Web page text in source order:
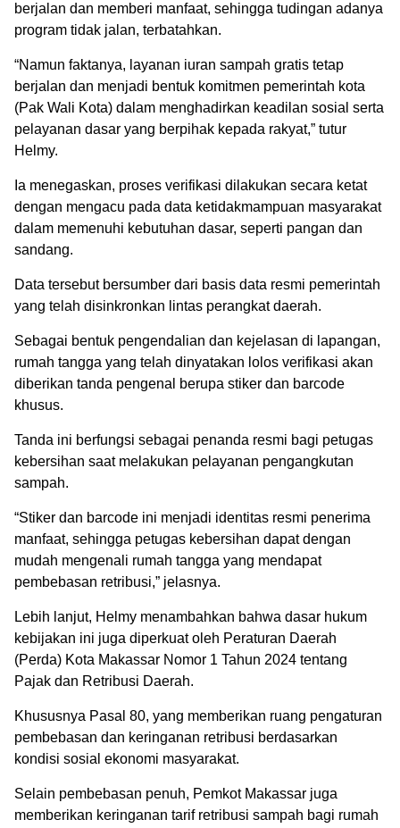
berjalan dan memberi manfaat, sehingga tudingan adanya
program tidak jalan, terbatahkan.
“Namun faktanya, layanan iuran sampah gratis tetap
berjalan dan menjadi bentuk komitmen pemerintah kota
(Pak Wali Kota) dalam menghadirkan keadilan sosial serta
pelayanan dasar yang berpihak kepada rakyat,” tutur
Helmy.
Ia menegaskan, proses verifikasi dilakukan secara ketat
dengan mengacu pada data ketidakmampuan masyarakat
dalam memenuhi kebutuhan dasar, seperti pangan dan
sandang.
Data tersebut bersumber dari basis data resmi pemerintah
yang telah disinkronkan lintas perangkat daerah.
Sebagai bentuk pengendalian dan kejelasan di lapangan,
rumah tangga yang telah dinyatakan lolos verifikasi akan
diberikan tanda pengenal berupa stiker dan barcode
khusus.
Tanda ini berfungsi sebagai penanda resmi bagi petugas
kebersihan saat melakukan pelayanan pengangkutan
sampah.
“Stiker dan barcode ini menjadi identitas resmi penerima
manfaat, sehingga petugas kebersihan dapat dengan
mudah mengenali rumah tangga yang mendapat
pembebasan retribusi,” jelasnya.
Lebih lanjut, Helmy menambahkan bahwa dasar hukum
kebijakan ini juga diperkuat oleh Peraturan Daerah
(Perda) Kota Makassar Nomor 1 Tahun 2024 tentang
Pajak dan Retribusi Daerah.
Khususnya Pasal 80, yang memberikan ruang pengaturan
pembebasan dan keringanan retribusi berdasarkan
kondisi sosial ekonomi masyarakat.
Selain pembebasan penuh, Pemkot Makassar juga
memberikan keringanan tarif retribusi sampah bagi rumah